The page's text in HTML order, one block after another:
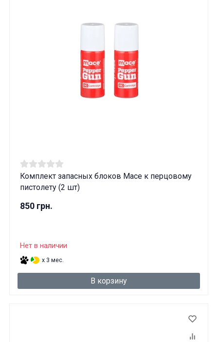
Комплект запасных блоков Mace к перцовому
пистолету (2 шт)
850 грн.
Нет в наличии
x 3 мес.
В корзину